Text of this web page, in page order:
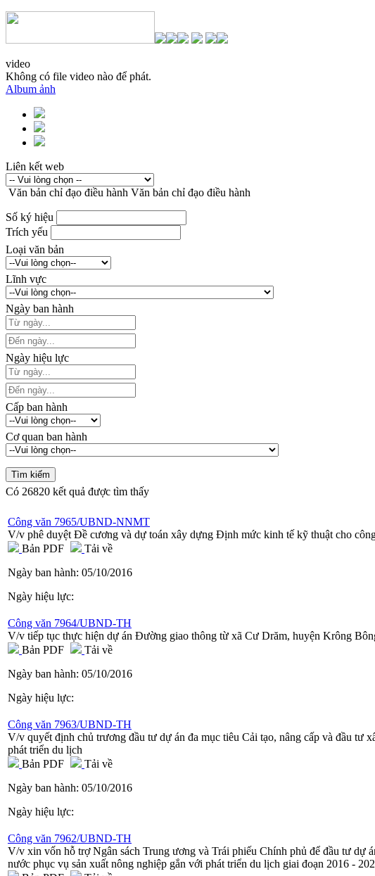
video
Không có file video nào để phát.
Album ảnh
Liên kết web
Văn bản chỉ đạo điều hành Văn bản chỉ đạo điều hành
Số ký hiệu
Trích yếu
Loại văn bản
Lĩnh vực
Ngày ban hành
Ngày hiệu lực
Cấp ban hành
Cơ quan ban hành
Có 26820 kết quả được tìm thấy
Công văn 7965/UBND-NNMT
V/v phê duyệt Đề cương và dự toán xây dựng Định mức kinh tế kỹ thuật cho
Bản PDF
Tải về
Ngày ban hành: 05/10/2016
Ngày hiệu lực:
Công văn 7964/UBND-TH
V/v tiếp tục thực hiện dự án Đường giao thông từ xã Cư Drăm, huyện Krông
Bản PDF
Tải về
Ngày ban hành: 05/10/2016
Ngày hiệu lực:
Công văn 7963/UBND-TH
V/v quyết định chủ trương đầu tư dự án đa mục tiêu Cải tạo, nâng cấp và đầu tư
phát triển du lịch
Bản PDF
Tải về
Ngày ban hành: 05/10/2016
Ngày hiệu lực:
Công văn 7962/UBND-TH
V/v xin vốn hỗ trợ Ngân sách Trung ương và Trái phiếu Chính phủ để đầu tư dự
nước phục vụ sản xuất nông nghiệp gắn với phát triển du lịch giai đoạn 2016 -